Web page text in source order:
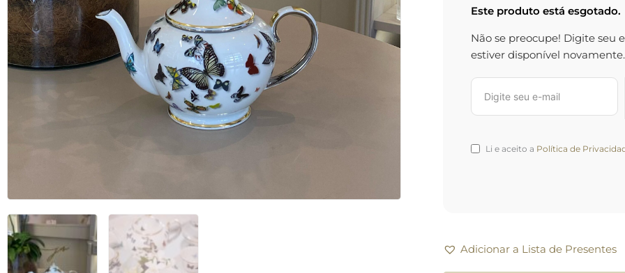
Este produto está esgotado.
Não se preocupe! Digite seu
estiver disponível novamente.
Li e aceito a Política de
Adicionar a Lista de Presentes